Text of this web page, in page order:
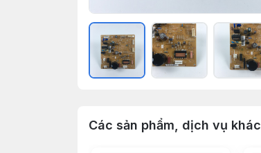
Các sản phẩm, dịch vụ khác